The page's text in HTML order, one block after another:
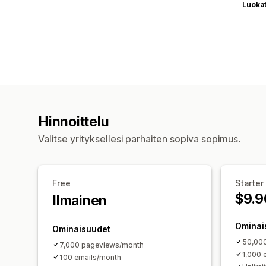
Luokat
Hinnoittelu
Valitse yrityksellesi parhaiten sopiva sopimus.
Free
Ilmainen
Ominaisuudet
7,000 pageviews/month
100 emails/month
Starter
1,000